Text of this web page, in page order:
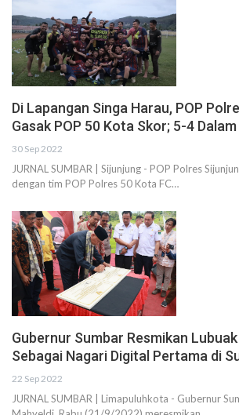
Di Lapangan Singa Harau, POP
Gasak POP 50 Kota Skor; 5-4
30 Sep 2022
JURNAL SUMBAR | Sijunjung - POP Polres
dengan tim POP Polres 50 Kota FC…
Gubernur Sumbar Resmikan
Sebagai Nagari Digital Pertama di
22 Sep 2022
JURNAL SUMBAR | Limapuluhkota - Gubernur